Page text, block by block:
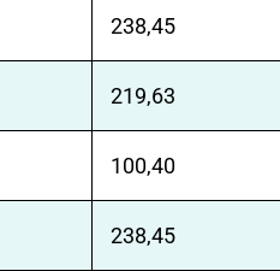
238,45
219,63
100,40
238,45